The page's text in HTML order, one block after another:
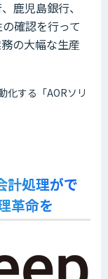
鹿児島銀行、
確認を行って
の大幅な生産
化する「AORソリ
計処理がで
革命を